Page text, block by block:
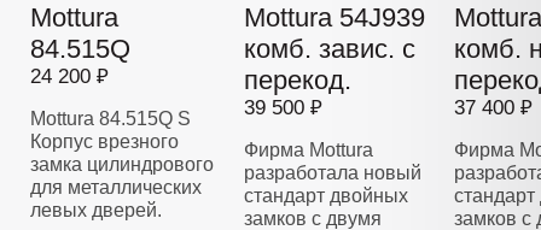
Mottura
84.515Q
24 200 ₽
Mottura 84.515Q S
Корпус врезного
замка цилиндрового
для металлических
левых дверей.
Mottura 54J939
комб. завис. с
перекод.
39 500 ₽
Фирма Mottura
разработала новый
стандарт двойных
замков с двумя
комб.
37 400 ₽
Фирма
замков с